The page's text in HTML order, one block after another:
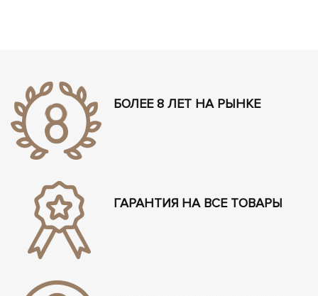
БОЛЕЕ 8 ЛЕТ НА РЫНКЕ
ГАРАНТИЯ НА ВСЕ ТОВАРЫ